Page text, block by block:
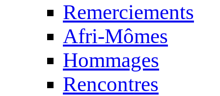
Remerciements
Afri-Mômes
Hommages
Rencontres